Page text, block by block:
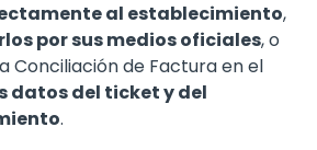
al establecimiento,
por sus medios oficiales, o
Conciliación de Factura en el
datos del ticket y del
.